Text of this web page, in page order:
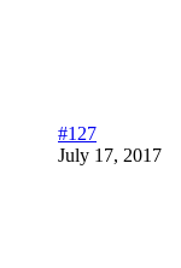
#127
July 17, 2017